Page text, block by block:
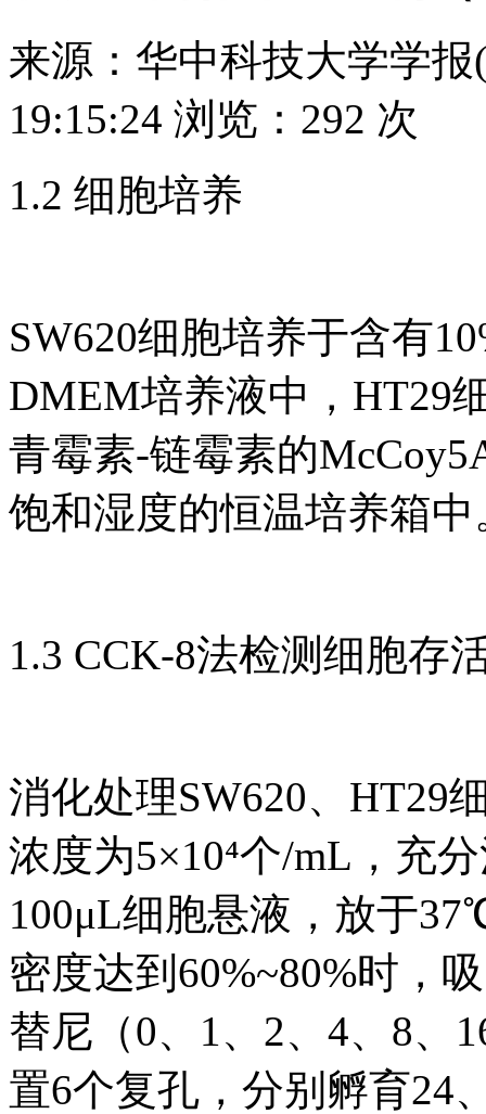
来源： 华中科技大学学
19:15:24 浏览： 292 次
1.2 细胞培养
SW620细胞培养于含有
DMEM培养液中，HT29
青霉素-链霉素的
饱和湿度的恒温培养箱中
1.3 CCK-8法检测细胞存
消化处理SW620、HT29
浓度为5×10⁴个/mL，充
100μL细胞悬液，放于
密度达到60%~80%时，
替尼（0、1、2、4、8、
置6个复孔，分别孵育24